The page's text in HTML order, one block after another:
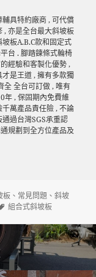
具特約廠商 , 可代償
, 亦是全台最大斜坡板
板A.B.C款和固定式
台 . 腳踏鍊條式輪椅
經驗和客製化優勢 ,
是王道 , 擁有多款獨
全 全台可訂做 , 唯有
年 , 保固期內免費維
萬產品責任險 , 不論
過台灣SGS承重認
規劃到全方位產品及
板 、 常見問題 、斜坡
標
組合式斜坡板